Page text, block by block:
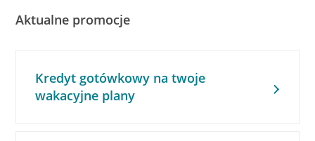
Aktualne promocje
Kredyt gotówkowy na twoje
wakacyjne plany